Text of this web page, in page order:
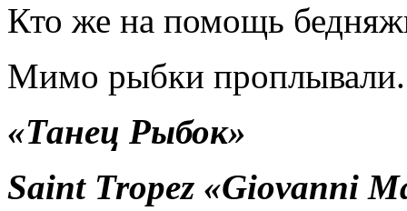
Кто же на помощь
Мимо рыбки проплывали.
«Танец Рыбок»
Saint Tropez «Giovanni